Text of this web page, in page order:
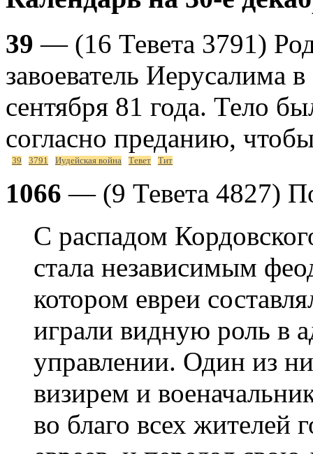
39 — (16 Тевета 3791)
завоеватель Иерусалима
сентября 81 года. Тело
согласно преданию,
39 3791 Иудейская война Тевет Тит
1066 — (9 Тевета 4827)
С распадом
стала независимым
котором евреи
играли видную роль в
управлении. Один из
визирем и
во благо всех жителей